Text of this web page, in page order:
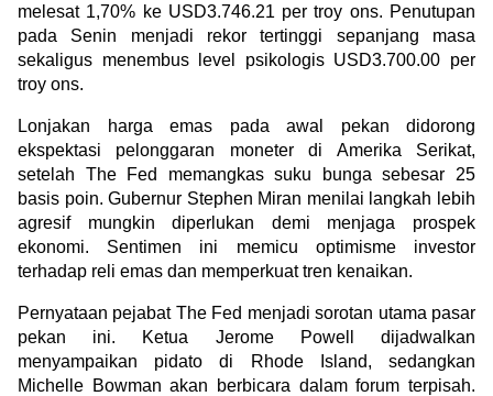
Tata Kelola
melesat 1,70% ke USD3.746.21 per troy ons. Penutupan
pada Senin menjadi rekor tertinggi sepanjang masa
sekaligus menembus level psikologis USD3.700.00 per
troy ons.
Lonjakan harga emas pada awal pekan didorong
ekspektasi pelonggaran moneter di Amerika Serikat,
setelah The Fed memangkas suku bunga sebesar 25
basis poin. Gubernur Stephen Miran menilai langkah lebih
agresif mungkin diperlukan demi menjaga prospek
ekonomi. Sentimen ini memicu optimisme investor
terhadap reli emas dan memperkuat tren kenaikan.
Pernyataan pejabat The Fed menjadi sorotan utama pasar
pekan ini. Ketua Jerome Powell dijadwalkan
menyampaikan pidato di Rhode Island, sedangkan
Michelle Bowman akan berbicara dalam forum terpisah.